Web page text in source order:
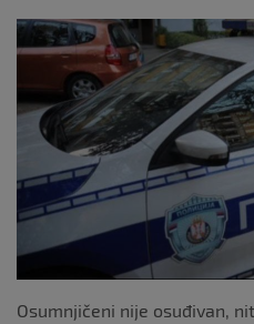
Osumnjičeni nije osuđivan,